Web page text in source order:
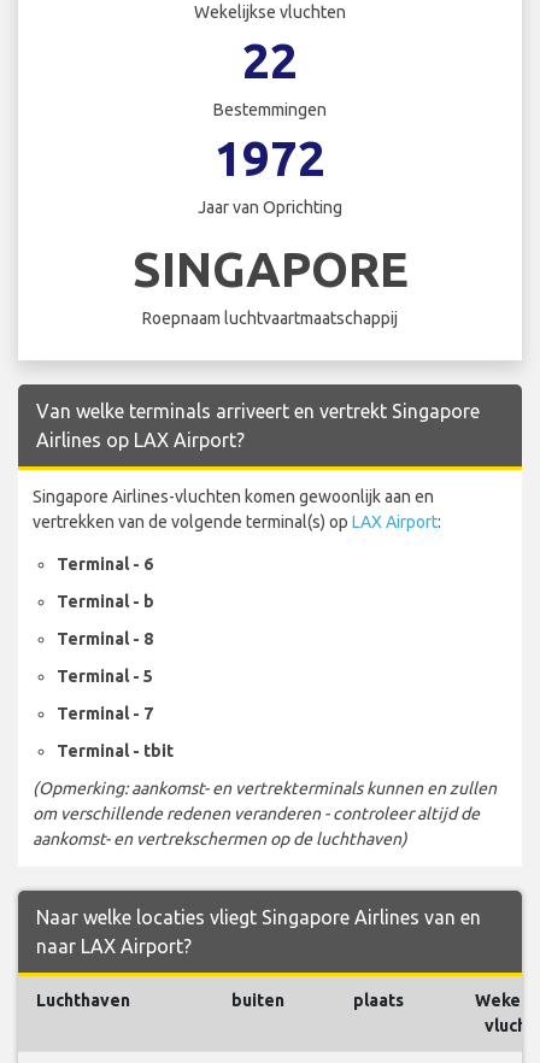
Wekelijkse vluchten
22
Bestemmingen
1972
Jaar van Oprichting
SINGAPORE
Roepnaam luchtvaartmaatschappij
Van welke terminals arriveert en vertrekt Singapore
Airlines op LAX Airport?
Singapore Airlines-vluchten komen gewoonlijk aan en
vertrekken van de volgende terminal(s) op LAX Airport:
Terminal - 6
Terminal - b
Terminal - 8
Terminal - 5
Terminal - 7
Terminal - tbit
(Opmerking: aankomst- en vertrekterminals kunnen en zullen
om verschillende redenen veranderen - controleer altijd de
aankomst- en vertrekschermen op de luchthaven)
Naar welke locaties vliegt Singapore Airlines van en
naar LAX Airport?
Luchthaven buiten plaats